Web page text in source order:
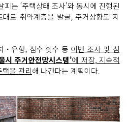
는 ‘주택상태 조사’와 동시에 진행된
대로 취약계층을 발굴, 주거상향도 지
‧유형, 침수 횟수 등 이번 조사 및 침
시 주거안전망시스템’에 저장, 지속적
을 관리해 나간다는 계획이다.